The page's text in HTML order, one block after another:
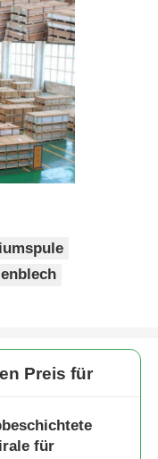
Preis für
für